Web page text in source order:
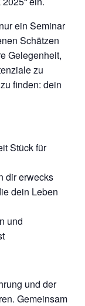
ein Seminar
Schätzen
Gelegenheit,
zu
finden: dein
Stück für
dir erwecks
dein Leben
und
und der
Gemeinsam